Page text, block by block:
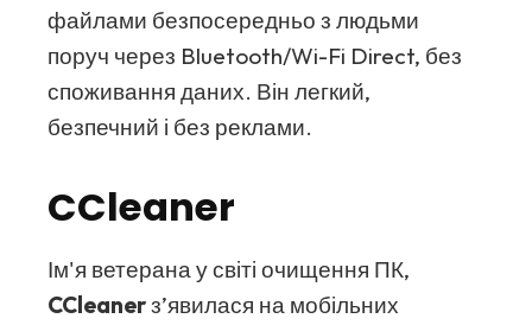
файлами безпосередньо з людьми
поруч через Bluetooth/Wi-Fi Direct, без
споживання даних. Він легкий,
безпечний і без реклами.
CCleaner
Ім'я ветерана у світі очищення ПК,
CCleanerз’явилася на мобільних